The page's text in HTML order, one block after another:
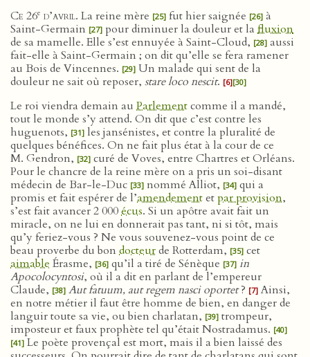
Ce 26e d’avril. La reine mère [25] fut hier saignée [26] à
Saint-Germain [27] pour diminuer la douleur et la fluxion
de sa mamelle. Elle s’est ennuyée à Saint-Cloud, [28] aussi
fait-elle à Saint-Germain ; on dit qu’elle se fera ramener
au Bois de Vincennes. [29] Un malade qui sent de la
douleur ne sait où reposer, stare loco nescit. [6][30]
Le roi viendra demain au Parlementcomme il a mandé,
tout le monde s’y attend. On dit que c’est contre les
huguenots, [31] les jansénistes, et contre la pluralité de
quelques bénéfices. On ne fait plus état à la cour de ce
M. Gendron, [32] curé de Voves, entre Chartres et Orléans.
Pour le chancre de la reine mère on a pris un soi-disant
médecin de Bar-le-Duc [33] nommé Alliot, [34] qui a
promis et fait espérer de l’amendementetpar provision,
s’est fait avancer 2 000écus. Si un apôtre avait fait un
miracle, on ne lui en donnerait pas tant, ni si tôt, mais
qu’y feriez-vous ? Ne vous souvenez-vous point de ce
beau proverbe du bon docteurde Rotterdam, [35] cet
aimableÉrasme, [36] qu’il a tiré de Sénèque [37] in
Apocolocyntosi, où il a dit en parlant de l’empereur
Claude, [38] Aut fatuum, aut regem nasci oportet? [7] Ainsi,
en notre métier il faut être homme de bien, en danger de
languir toute sa vie, ou bien charlatan, [39] trompeur,
imposteur et faux prophète tel qu’était Nostradamus. [40]
[41] Le poète provençal est mort, mais il a bien laissé des